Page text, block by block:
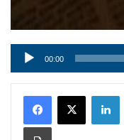
Audio
Player
00:00